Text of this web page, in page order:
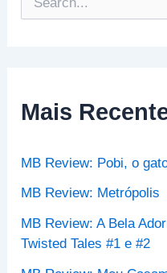
e
a
o
:
Mais
MB Review: Pobi, o
MB Review: Metrópolis
MB Review: A Bela
Twisted Tales #1 e #2